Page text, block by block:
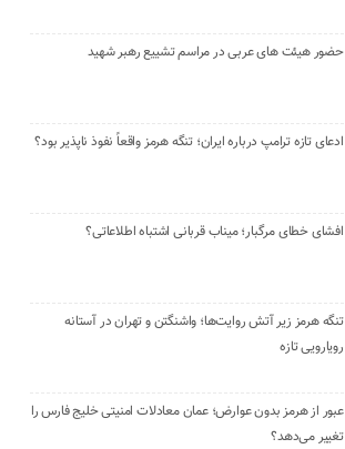
حضور هیئت‌ های عربی در مراسم تشییع رهبر شهید
ادعای تازه ترامپ درباره ایران؛ تنگه هرمز واقعاً نفوذ ناپذیر بود؟
افشای خطای مرگبار؛ میناب قربانی اشتباه اطلاعاتی؟
تنگه هرمز زیر آتش روایت‌ها؛ واشنگتن و تهران در آستانه
رویارویی تازه
عبور از هرمز بدون عوارض؛ عمان معادلات امنیتی خلیج فارس را
تغییر می‌دهد؟